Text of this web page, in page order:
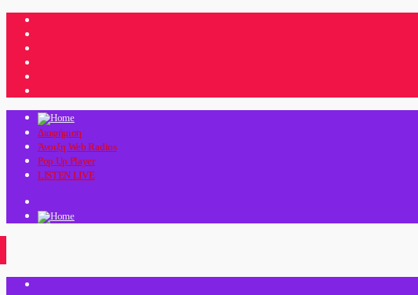
Διαφήμιση
Άνοιξη Web Radios
Pop Up Player
LISTEN LIVE